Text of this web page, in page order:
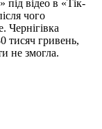
під відео в «Тік-
чого
Чернігівка
тисяч гривень,
не змогла.